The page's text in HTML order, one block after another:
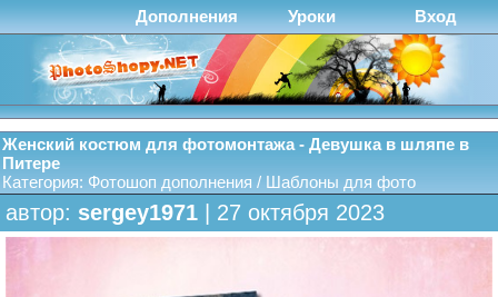
Дополнения Уроки Вход
Женский костюм для фотомонтажа - Девушка в шляпе в
Питере
Категория: Фотошоп дополнения / Шаблоны для фото
автор: sergey1971 | 27 октября 2023